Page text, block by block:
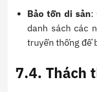
Bảo tồn di sản:
danh sách các
truyền thống để
7.4. Thách